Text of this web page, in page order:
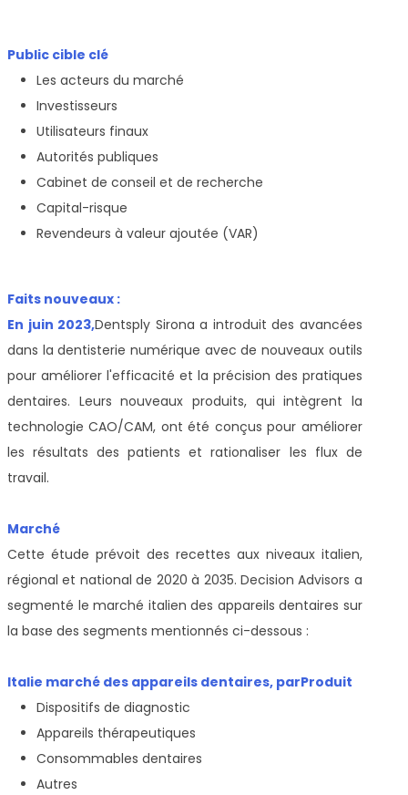
Public cible clé
Les acteurs du marché
Investisseurs
Utilisateurs finaux
Autorités publiques
Cabinet de conseil et de recherche
Capital-risque
Revendeurs à valeur ajoutée (VAR)
Faits nouveaux :
En juin 2023,Dentsply Sirona a introduit des avancées
dans la dentisterie numérique avec de nouveaux outils
pour améliorer l'efficacité et la précision des pratiques
dentaires. Leurs nouveaux produits, qui intègrent la
technologie CAO/CAM, ont été conçus pour améliorer
les résultats des patients et rationaliser les flux de
travail.
Marché
Cette étude prévoit des recettes aux niveaux italien,
régional et national de 2020 à 2035. Decision Advisors a
segmenté le marché italien des appareils dentaires sur
la base des segments mentionnés ci-dessous :
Italie marché des appareils dentaires, parProduit
Dispositifs de diagnostic
Appareils thérapeutiques
Consommables dentaires
Autres